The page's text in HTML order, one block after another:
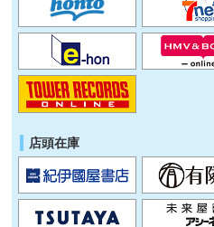
店頭在庫